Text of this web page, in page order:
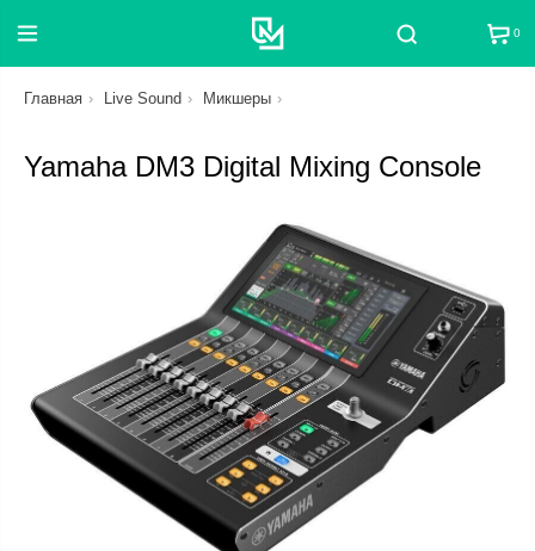
Поиск 0
Главная Live Sound Микшеры
Yamaha DM3 Digital Mixing Console